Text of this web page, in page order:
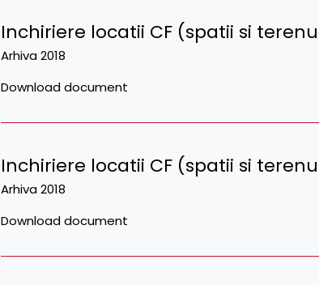
Inchiriere locatii CF (spatii si
Arhiva 2018
Download document
Inchiriere locatii CF (spatii si
Arhiva 2018
Download document